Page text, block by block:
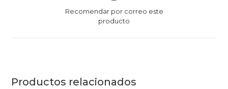
Recomendar por correo este
producto
Productos relacionados